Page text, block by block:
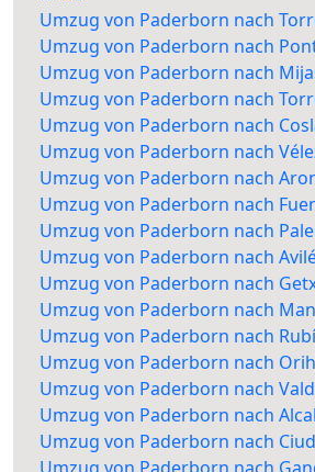
Umzug von Paderborn nach
Umzug von Paderborn nach
Umzug von Paderborn nach
Umzug von Paderborn nach
Umzug von Paderborn nach
Umzug von Paderborn nach
Umzug von Paderborn nach
Umzug von Paderborn nach
Umzug von Paderborn nach
Umzug von Paderborn nach
Umzug von Paderborn nach
Umzug von Paderborn nach
Umzug von Paderborn nach Rubí
Umzug von Paderborn nach
Umzug von Paderborn nach
Umzug von Paderborn nach
Umzug von Paderborn nach